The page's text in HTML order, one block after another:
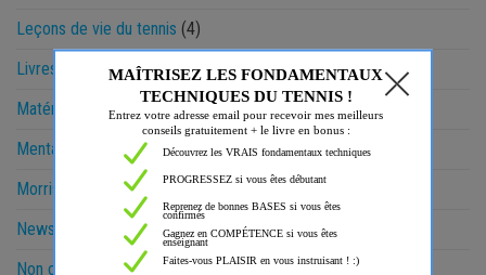
Leçons de vie du tennis (4)
Livres
Matériel
Mental
Morris & Gaëtan(27)
News
Non classé